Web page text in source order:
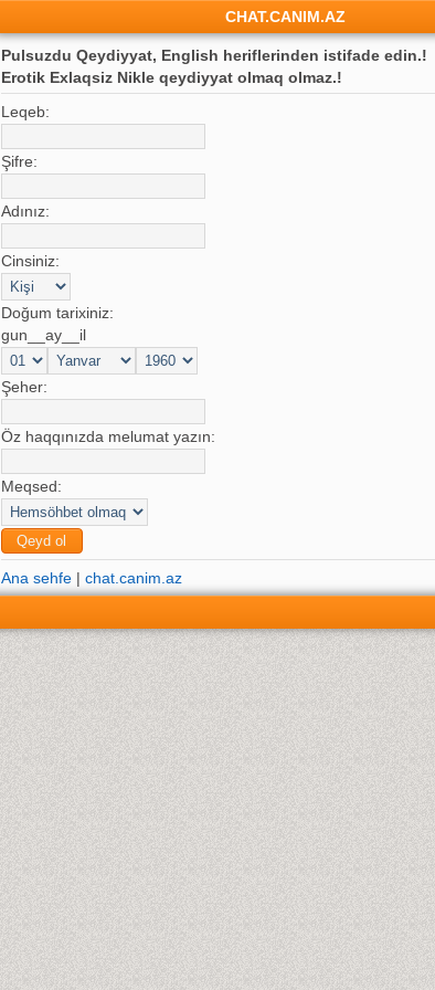
CHAT.CANIM.AZ
Pulsuzdu Qeydiyyat, English heriflerinden istifade edin.!
Erotik Exlaqsiz Nikle qeydiyyat olmaq olmaz.!
Leqeb:
Şifre:
Adınız:
Cinsiniz:
Doğum tarixiniz:
gun__ay__il
Şeher:
Öz haqqınızda melumat yazın:
Meqsed:
Ana sehfe | chat.canim.az